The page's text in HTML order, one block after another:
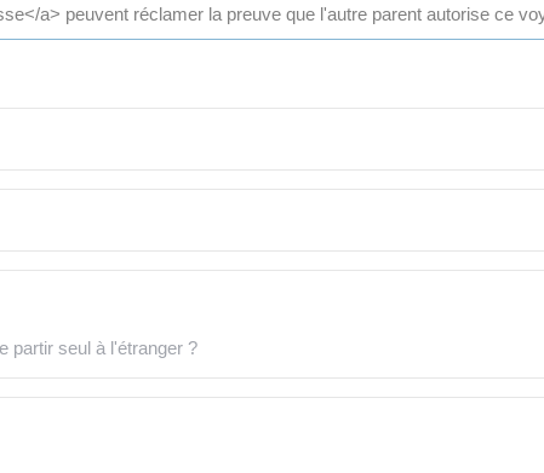
a> peuvent réclamer la preuve que l'autre parent autorise ce
partir seul à l'étranger ?